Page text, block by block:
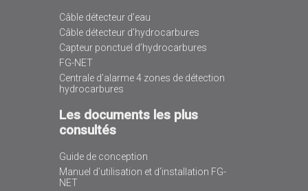
Câble détecteur d’eau
Câble détecteur d’hydrocarbures
Capteur ponctuel d’hydrocarbures
FG-NET
Centrale d’alarme 4 zones de détection
hydrocarbures
Les documents les plus
consultés
Guide de conception
Manuel d’utilisation et d’installation FG-
NET